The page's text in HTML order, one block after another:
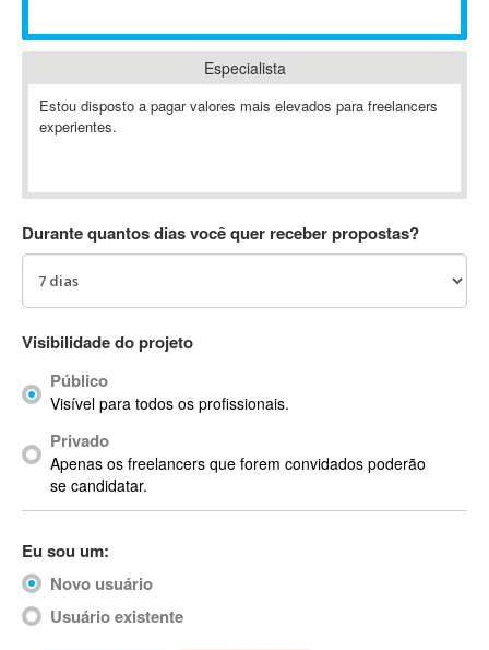
Ableton
Ableton Push
Abstract
AC3
ACID Pro
ACPI
Acrobat
Acrobat X
Acronis
ACT
Actimize
ActionScript
ActionScript 3
Especialista
Estou disposto a pagar valores mais elevados para freelancers
experientes.
Durante quantos dias você quer receber propostas?
Visibilidade do projeto
Público
Visível para todos os profissionais.
Privado
Apenas os freelancers que forem convidados poderão
se candidatar.
Eu sou um:
Novo usuário
Usuário existente